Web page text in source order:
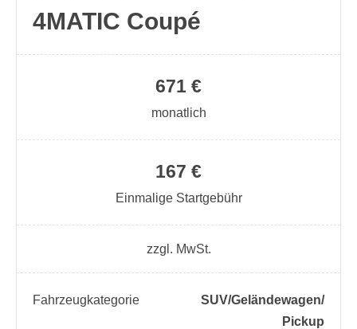
4MATIC Coupé
167 €
Einmalige Startgebühr
671 €
monatlich
zzgl. MwSt.
Fahrzeugkategorie
SUV/​Geländewagen/​
Pickup